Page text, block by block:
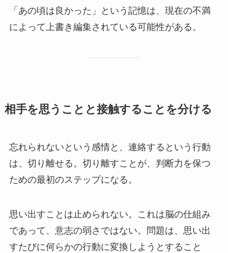
「あの頃は良かった」という記憶は、現在の不満
によって上書き編集されている可能性がある。
相手を思うことと接触することを分ける
忘れられないという感情と、連絡するという行動
は、切り離せる。切り離すことが、判断力を保つ
ための最初のステップになる。
思い出すことは止められない。これは脳の仕組み
であって、意志の弱さではない。問題は、思い出
すたびに何らかの行動に変換しようとすること